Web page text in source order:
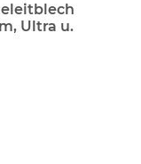
Ultra u.